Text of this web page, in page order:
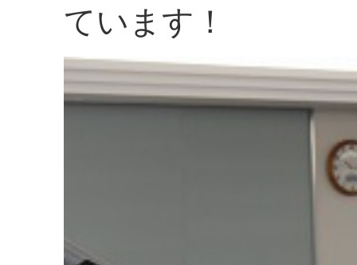
ています！